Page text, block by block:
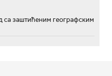
са заштићеним географским